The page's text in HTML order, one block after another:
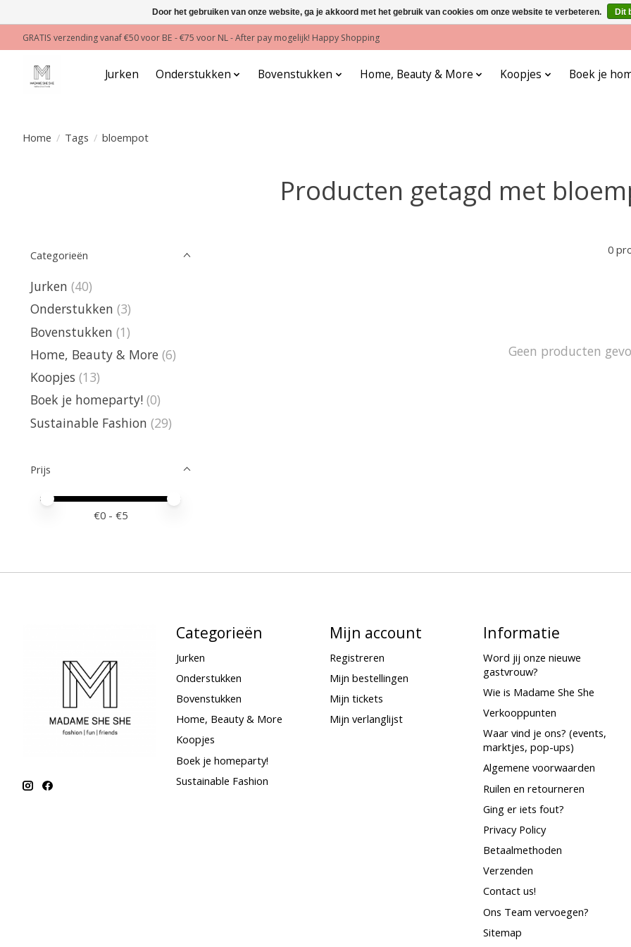
GRATIS verzending vanaf €50 voor BE - €75 voor NL - After pay mogelijk! Happy Shopping
Jurken Onderstukken Bovenstukken Home, Beauty & More Koopjes Boek je
Home / Tags / bloempot
Producten getagd met
Categorieën
Jurken (40)
Onderstukken (3)
Bovenstukken (1)
Home, Beauty & More (6)
Koopjes (13)
Boek je homeparty! (0)
Sustainable Fashion (29)
Prijs
Minimale prijswaarde
Price maximum value
€0 - €5
0
Geen producten
Categorieën
Jurken
Onderstukken
Bovenstukken
Home, Beauty & More
Koopjes
Boek je homeparty!
Sustainable Fashion
Mijn account
Registreren
Mijn bestellingen
Mijn tickets
Mijn verlanglijst
Informatie
Word jij onze nieuwe
gastvrouw?
Wie is Madame She She
Verkooppunten
Waar vind je ons? (events,
marktjes, pop-ups)
Algemene voorwaarden
Ruilen en retourneren
Ging er iets fout?
Privacy Policy
Betaalmethoden
Verzenden
Contact us!
Ons Team vervoegen?
Sitemap
Door het gebruiken van onze website, ga je akkoord met het gebruik van cookies om onze website te verbeteren. Dit